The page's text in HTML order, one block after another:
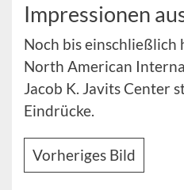
Impressionen
Noch bis einschließlich
North American
Jacob K. Javits Center
Eindrücke.
Vorheriges Bild